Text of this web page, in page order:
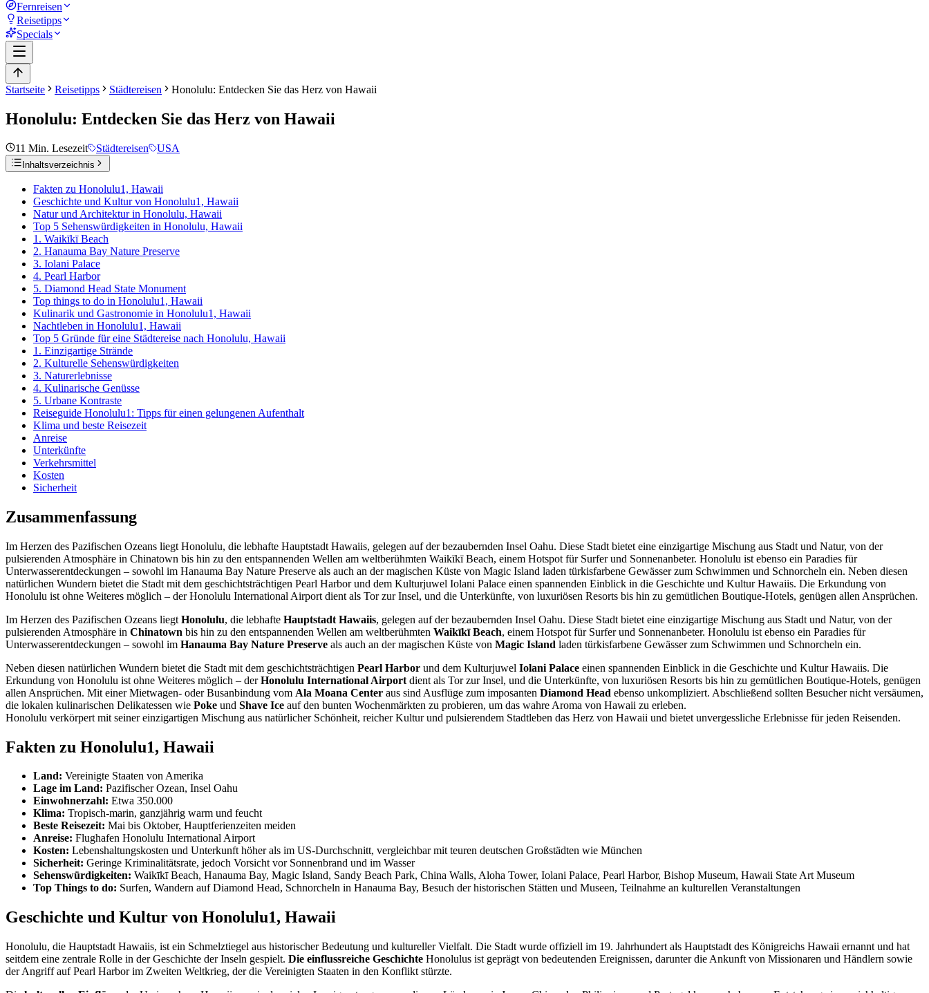
Fernreisen
Reisetipps
Specials
Startseite Reisetipps Städtereisen Honolulu: Entdecken Sie das Herz von Hawaii
Honolulu: Entdecken Sie das Herz von Hawaii
11 Min. Lesezeit Städtereisen USA
Inhaltsverzeichnis
Fakten zu Honolulu1, Hawaii
Geschichte und Kultur von Honolulu1, Hawaii
Natur und Architektur in Honolulu, Hawaii
Top 5 Sehenswürdigkeiten in Honolulu, Hawaii
1. Waikīkī Beach
2. Hanauma Bay Nature Preserve
3. Iolani Palace
4. Pearl Harbor
5. Diamond Head State Monument
Top things to do in Honolulu1, Hawaii
Kulinarik und Gastronomie in Honolulu1, Hawaii
Nachtleben in Honolulu1, Hawaii
Top 5 Gründe für eine Städtereise nach Honolulu, Hawaii
1. Einzigartige Strände
2. Kulturelle Sehenswürdigkeiten
3. Naturerlebnisse
4. Kulinarische Genüsse
5. Urbane Kontraste
Reiseguide Honolulu1: Tipps für einen gelungenen Aufenthalt
Klima und beste Reisezeit
Anreise
Unterkünfte
Verkehrsmittel
Kosten
Sicherheit
Zusammenfassung
Im Herzen des Pazifischen Ozeans liegt Honolulu, die lebhafte Hauptstadt Hawaiis, gelegen auf der bezaubernden Insel Oahu. Diese Stadt bietet eine einzigartige Mischung aus Stadt und Natur, von der
pulsierenden Atmosphäre in Chinatown bis hin zu den entspannenden Wellen am weltberühmten Waikīkī Beach, einem Hotspot für Surfer und Sonnenanbeter. Honolulu ist ebenso ein Paradies für
Unterwasserentdeckungen – sowohl im Hanauma Bay Nature Preserve als auch an der magischen Küste von Magic Island laden türkisfarbene Gewässer zum Schwimmen und Schnorcheln ein. Neben diesen
natürlichen Wundern bietet die Stadt mit dem geschichtsträchtigen Pearl Harbor und dem Kulturjuwel Iolani Palace einen spannenden Einblick in die Geschichte und Kultur Hawaiis. Die Erkundung von
Honolulu ist ohne Weiteres möglich – der Honolulu International Airport dient als Tor zur Insel, und die Unterkünfte, von luxuriösen Resorts bis hin zu gemütlichen Boutique-Hotels, genügen allen Ansprüchen.
Im Herzen des Pazifischen Ozeans liegt Honolulu, die lebhafte Hauptstadt Hawaiis, gelegen auf der bezaubernden Insel Oahu. Diese Stadt bietet eine einzigartige Mischung aus Stadt und Natur, von der
pulsierenden Atmosphäre in Chinatown bis hin zu den entspannenden Wellen am weltberühmten Waikīkī Beach, einem Hotspot für Surfer und Sonnenanbeter. Honolulu ist ebenso ein Paradies für
Unterwasserentdeckungen – sowohl im Hanauma Bay Nature Preserve als auch an der magischen Küste von Magic Island laden türkisfarbene Gewässer zum Schwimmen und Schnorcheln ein.
Neben diesen natürlichen Wundern bietet die Stadt mit dem geschichtsträchtigen Pearl Harbor und dem Kulturjuwel Iolani Palace einen spannenden Einblick in die Geschichte und Kultur Hawaiis. Die
Erkundung von Honolulu ist ohne Weiteres möglich – derHonolulu International Airport dient als Tor zur Insel, und die Unterkünfte, von luxuriösen Resorts bis hin zu gemütlichen Boutique-Hotels, genügen
allen Ansprüchen. Mit einer Mietwagen- oder Busanbindung vom Ala Moana Center aus sind Ausflüge zum imposanten Diamond Head ebenso unkompliziert. Abschließend sollten Besucher nicht versäumen,
die lokalen kulinarischen Delikatessen wie Poke und Shave Ice auf den bunten Wochenmärkten zu probieren, um das wahre Aroma von Hawaii zu erleben.
Honolulu verkörpert mit seiner einzigartigen Mischung aus natürlicher Schönheit, reicher Kultur und pulsierendem Stadtleben das Herz von Hawaii und bietet unvergessliche Erlebnisse für jeden Reisenden.
Fakten zu Honolulu1, Hawaii
Land: Vereinigte Staaten von Amerika
Lage im Land: Pazifischer Ozean, Insel Oahu
Einwohnerzahl: Etwa 350.000
Klima: Tropisch-marin, ganzjährig warm und feucht
Beste Reisezeit: Mai bis Oktober, Hauptferienzeiten meiden
Anreise: Flughafen Honolulu International Airport
Kosten: Lebenshaltungskosten und Unterkunft höher als im US-Durchschnitt, vergleichbar mit teuren deutschen Großstädten wie München
Sicherheit: Geringe Kriminalitätsrate, jedoch Vorsicht vor Sonnenbrand und im Wasser
Sehenswürdigkeiten: Waikīkī Beach, Hanauma Bay, Magic Island, Sandy Beach Park, China Walls, Aloha Tower, Iolani Palace, Pearl Harbor, Bishop Museum, Hawaii State Art Museum
Top Things to do: Surfen, Wandern auf Diamond Head, Schnorcheln in Hanauma Bay, Besuch der historischen Stätten und Museen, Teilnahme an kulturellen Veranstaltungen
Geschichte und Kultur von Honolulu1, Hawaii
Honolulu, die Hauptstadt Hawaiis, ist ein Schmelztiegel aus historischer Bedeutung und kultureller Vielfalt. Die Stadt wurde offiziell im 19. Jahrhundert als Hauptstadt des Königreichs Hawaii ernannt und hat
seitdem eine zentrale Rolle in der Geschichte der Inseln gespielt. Die einflussreiche Geschichte Honolulus ist geprägt von bedeutenden Ereignissen, darunter die Ankunft von Missionaren und Händlern sowie
der Angriff auf Pearl Harbor im Zweiten Weltkrieg, der die Vereinigten Staaten in den Konflikt stürzte.